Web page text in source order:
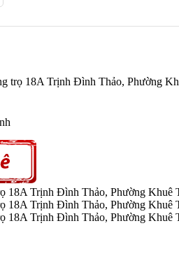
trọ 18A Trịnh Đình Thảo, Phường